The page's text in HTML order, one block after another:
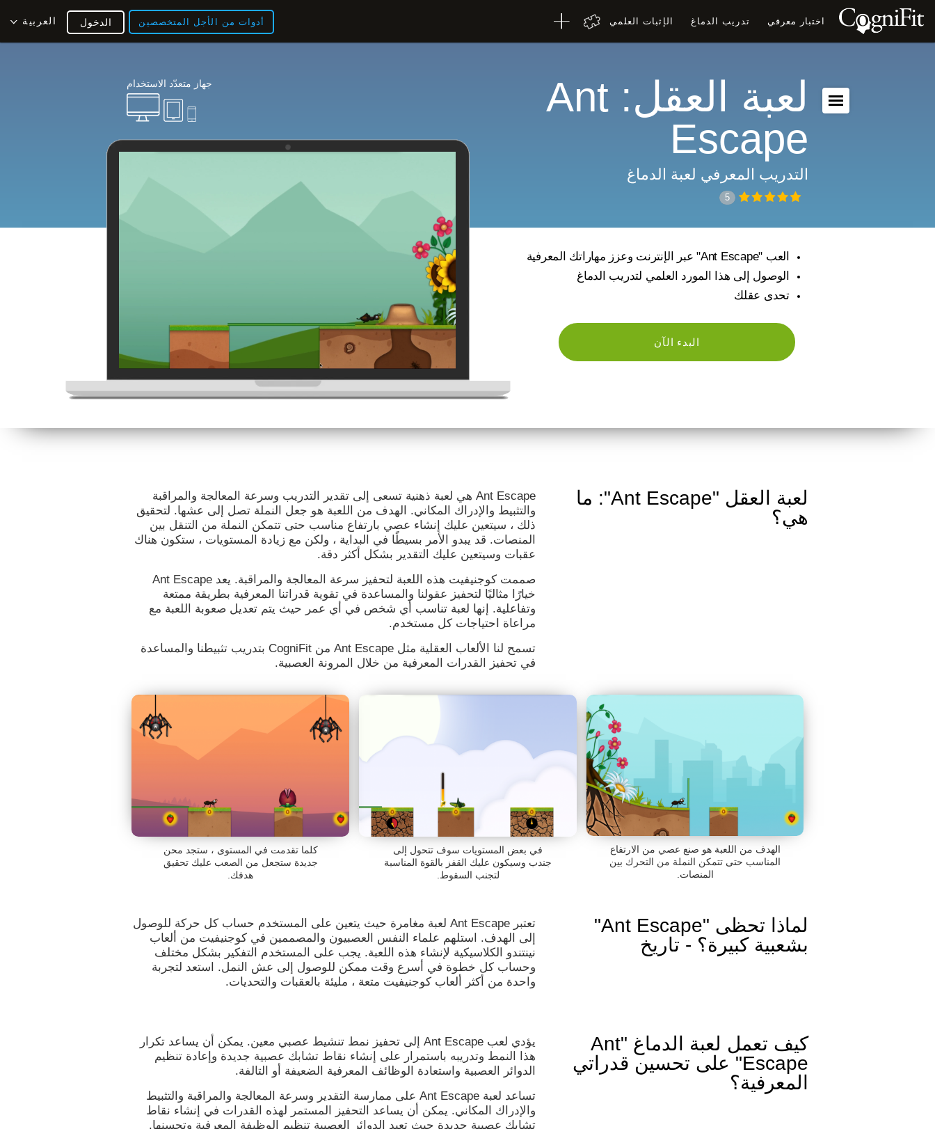
اختبار معرفي تدريب الدماغ الإثبات العلمي أدوات من الأجل المتخصصين العربية الدخول
جهاز متعدّد الاستخدام
لعبة العقل: Ant
Escape
التدريب المعرفي لعبة الدماغ
5
العب "Ant Escape" عبر الإنترنت وعزز مهاراتك المعرفية
الوصول إلى هذا المورد العلمي لتدريب الدماغ
تحدى عقلك
البدء الآن
لعبة العقل "Ant Escape": ما
هي؟
Ant Escape هي لعبة ذهنية تسعى إلى تقدير التدريب وسرعة المعالجة والمراقبة
والتثبيط والإدراك المكاني. الهدف من اللعبة هو جعل النملة تصل إلى عشها. لتحقيق
ذلك ، سيتعين عليك إنشاء عصي بارتفاع مناسب حتى تتمكن النملة من التنقل بين
المنصات. قد يبدو الأمر بسيطًا في البداية ، ولكن مع زيادة المستويات ، ستكون هناك
عقبات وسيتعين عليك التقدير بشكل أكثر دقة.
صممت كوجنيفيت هذه اللعبة لتحفيز سرعة المعالجة والمراقبة. يعد Ant Escape
خيارًا مثاليًا لتحفيز عقولنا والمساعدة في تقوية قدراتنا المعرفية بطريقة ممتعة
وتفاعلية. إنها لعبة تناسب أي شخص في أي عمر حيث يتم تعديل صعوبة اللعبة مع
مراعاة احتياجات كل مستخدم.
تسمح لنا الألعاب العقلية مثل Ant Escape من CogniFit بتدريب تثبيطنا والمساعدة
في تحفيز القدرات المعرفية من خلال المرونة العصبية.
الهدف من اللعبة هو صنع عصي من الارتفاع
المناسب حتى تتمكن النملة من التحرك بين
المنصات.
في بعض المستويات سوف تتحول إلى
جندب وسيكون عليك القفز بالقوة المناسبة
لتجنب السقوط.
كلما تقدمت في المستوى ، ستجد محن
جديدة ستجعل من الصعب عليك تحقيق
هدفك.
لماذا تحظى "Ant Escape"
بشعبية كبيرة؟ - تاريخ
تعتبر Ant Escape لعبة مغامرة حيث يتعين على المستخدم حساب كل حركة للوصول
إلى الهدف. استلهم علماء النفس العصبيون والمصممين في كوجنيفيت من ألعاب
نينتندو الكلاسيكية لإنشاء هذه اللعبة. يجب على المستخدم التفكير بشكل مختلف
وحساب كل خطوة في أسرع وقت ممكن للوصول إلى عش النمل. استعد لتجربة
واحدة من أكثر ألعاب كوجنيفيت متعة ، مليئة بالعقبات والتحديات.
كيف تعمل لعبة الدماغ "Ant
Escape" على تحسين قدراتي
المعرفية؟
يؤدي لعب Ant Escape إلى تحفيز نمط تنشيط عصبي معين. يمكن أن يساعد تكرار
هذا النمط وتدريبه باستمرار على إنشاء نقاط تشابك عصبية جديدة وإعادة تنظيم
الدوائر العصبية واستعادة الوظائف المعرفية الضعيفة أو التالفة.
تساعد لعبة Ant Escape على ممارسة التقدير وسرعة المعالجة والمراقبة والتثبيط
والإدراك المكاني. يمكن أن يساعد التحفيز المستمر لهذه القدرات في إنشاء نقاط
تشابك عصبية جديدة حيث تعيد الدوائر العصبية تنظيم الوظيفة المعرفية وتحسنها.